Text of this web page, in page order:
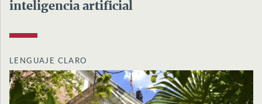
inteligencia artificial
LENGUAJE CLARO